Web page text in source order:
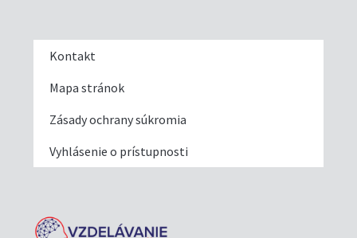
Kontakt
Mapa stránok
Zásady ochrany súkromia
Vyhlásenie o prístupnosti